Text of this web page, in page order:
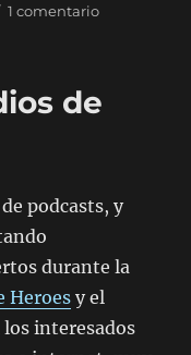
1 comentarioen
de
podcasts, y
durante la
Heroesy el
los interesados